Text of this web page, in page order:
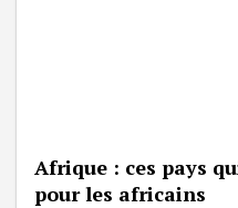
Afrique : ces pays
pour les africains